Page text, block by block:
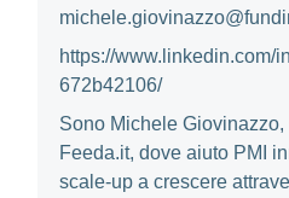
https://www.linkedin.com/
672b42106/
Sono Michele
Feeda.it, dove aiuto PMI
scale-up a crescere